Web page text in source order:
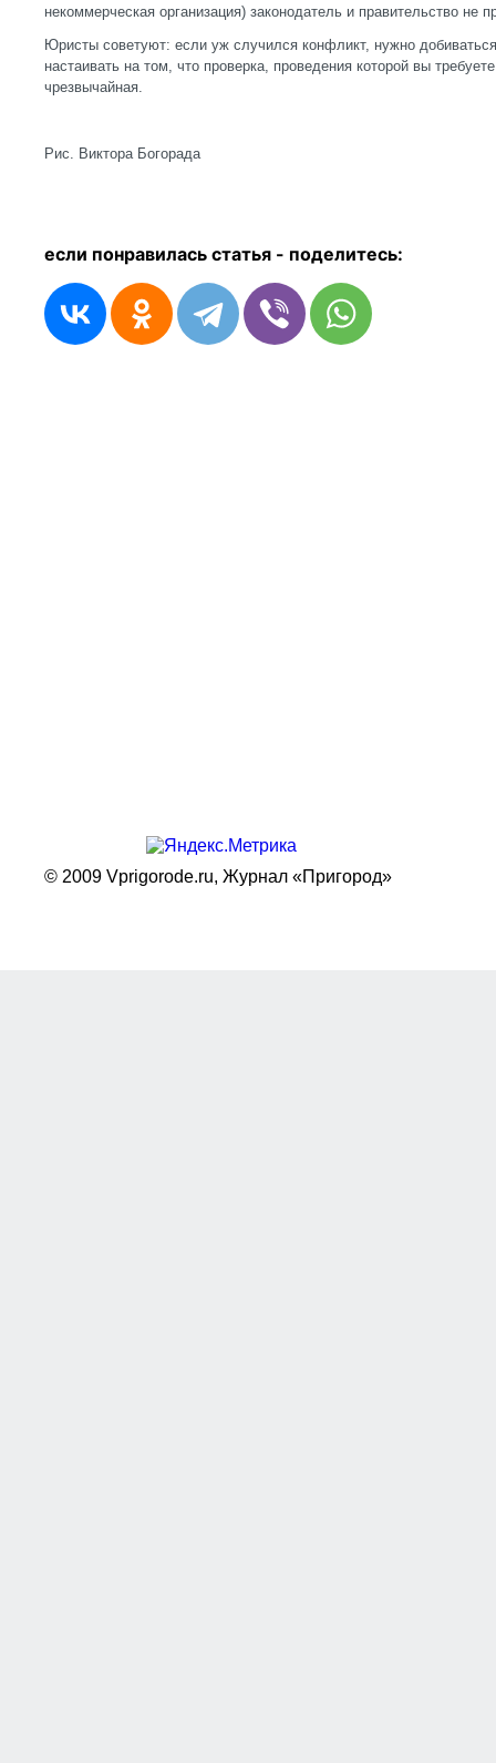
некоммерческая организация) законодатель и правительство не
Юристы советуют: если уж случился конфликт, нужно
настаивать на том, что проверка, проведения которой вы
чрезвычайная.
Рис. Виктора Богорада
если понравилась статья - поделитесь:
© 2009 Vprigorode.ru, Журнал «Пригород»